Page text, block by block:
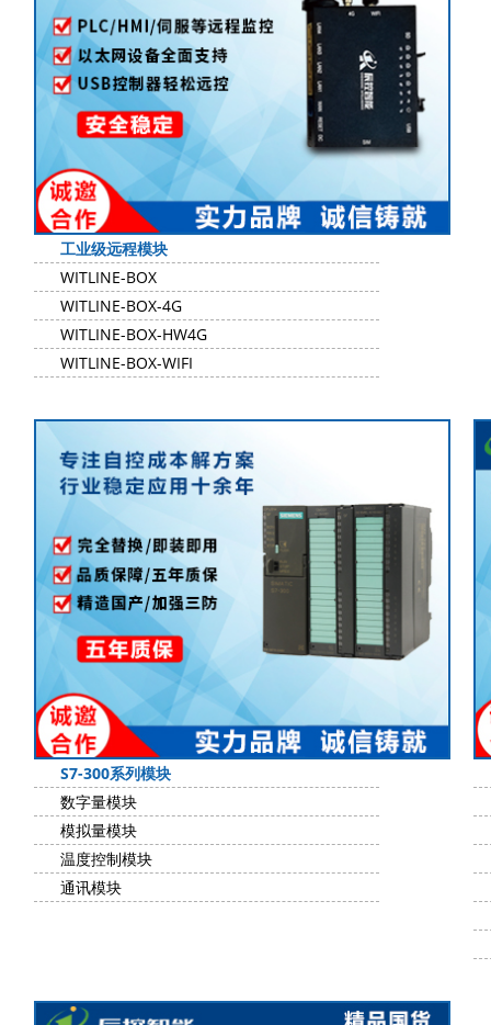
工业级远程模块
WITLINE-BOX
WITLINE-BOX-4G
WITLINE-BOX-HW4G
WITLINE-BOX-WIFI
S7-300系列模块
数字量模块
模拟量模块
温度控制模块
通讯模块